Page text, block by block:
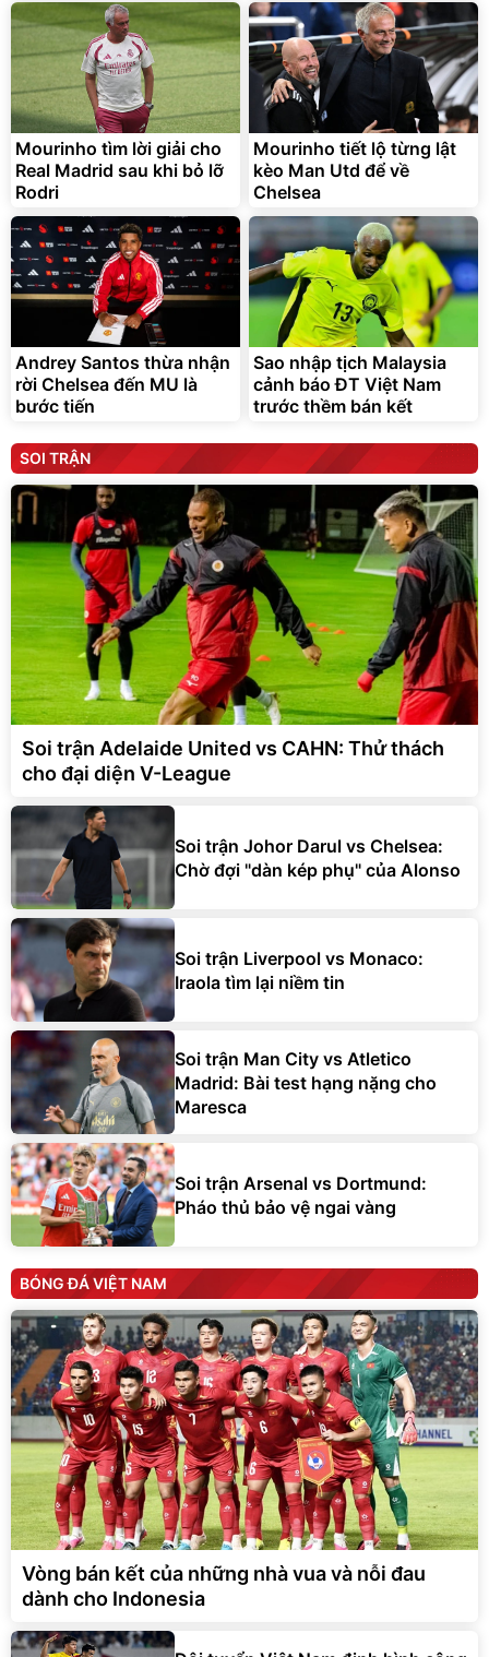
Mourinho tìm lời giải cho
Real Madrid sau khi bỏ lỡ
Rodri
Mourinho tiết lộ từng lật
kèo Man Utd để về
Chelsea
Andrey Santos thừa nhận
rời Chelsea đến MU là
bước tiến
Sao nhập tịch Malaysia
cảnh báo ĐT Việt Nam
trước thềm bán kết
SOI TRẬN
Soi trận Adelaide United vs CAHN: Thử thách
cho đại diện V-League
Soi trận Johor Darul vs Chelsea:
Chờ đợi "dàn kép phụ" của Alonso
Soi trận Liverpool vs Monaco:
Iraola tìm lại niềm tin
Soi trận Man City vs Atletico
Madrid: Bài test hạng nặng cho
Maresca
Soi trận Arsenal vs Dortmund:
Pháo thủ bảo vệ ngai vàng
BÓNG ĐÁ VIỆT NAM
Vòng bán kết của những nhà vua và nỗi đau
dành cho Indonesia